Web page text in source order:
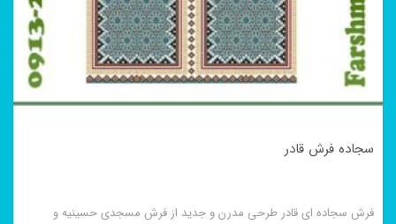
سجاده فرش قادر
فرش سجاده ای قادر طرحی مدرن و جدید از فرش مسجدی حسینیه و